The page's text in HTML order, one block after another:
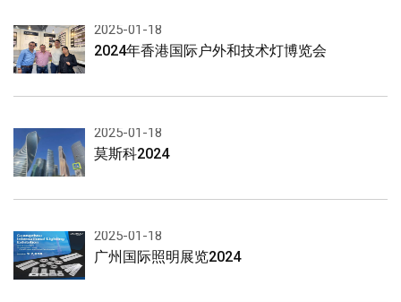
2025-01-18
2024年香港国际户外和技术灯博览会
2025-01-18
莫斯科2024
2025-01-18
广州国际照明展览2024